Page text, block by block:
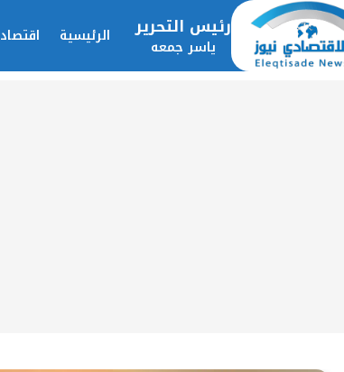
رئيس التحرير
ياسر جمعه الرئيسية اقتصاد